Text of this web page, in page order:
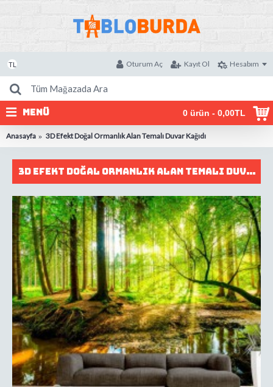
0 ürün - 0,00TL
TL Oturum Aç Kayıt Ol Hesabım
MENÜ
Anasayfa 3D Efekt Doğal Ormanlık Alan Temalı Duvar Kağıdı
3D Efekt Doğal Ormanlık Alan Temalı Duvar Kağıdı